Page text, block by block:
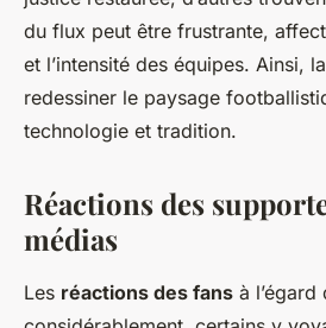
du flux peut être frustrante,
et l’intensité des équipes. Ainsi, la
redessiner le paysage
technologie et tradition.
Réactions des
médias
Les réactions des fans à l’égard